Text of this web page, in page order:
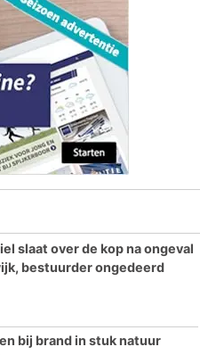
slaat over de kop na ongeval
bestuurder ongedeerd
bij brand in stuk natuur